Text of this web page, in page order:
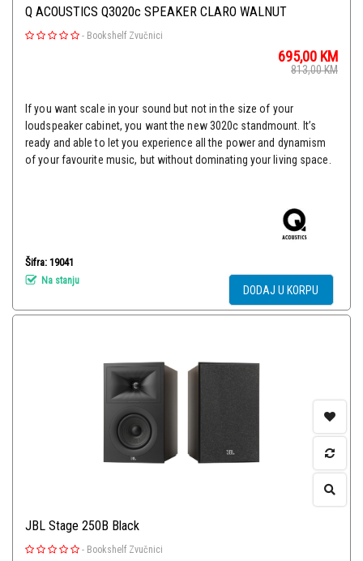
Q ACOUSTICS Q3020c SPEAKER CLARO WALNUT
- Bookshelf Zvučnici
695,00 KM
813,00KM
If you want scale in your sound but not in the size of your
loudspeaker cabinet, you want the new 3020c standmount. It’s
ready and able to let you experience all the power and dynamism
of your favourite music, but without dominating your living space.
Šifra: 19041
Na stanju
DODAJ U KORPU
JBL Stage 250B Black
- Bookshelf Zvučnici